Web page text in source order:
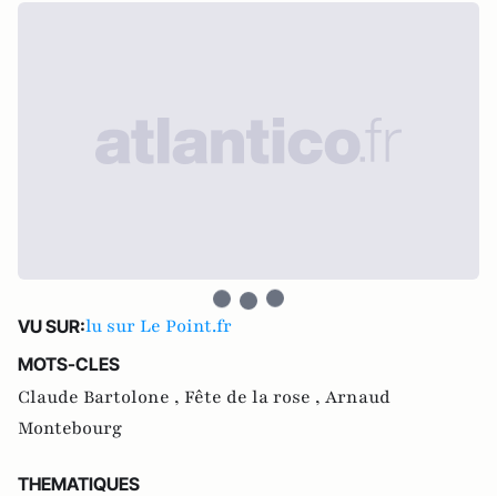
VU SUR:lu sur Le Point.fr
MOTS-CLES
Claude Bartolone , Fête de la rose , Arnaud
Montebourg
THEMATIQUES